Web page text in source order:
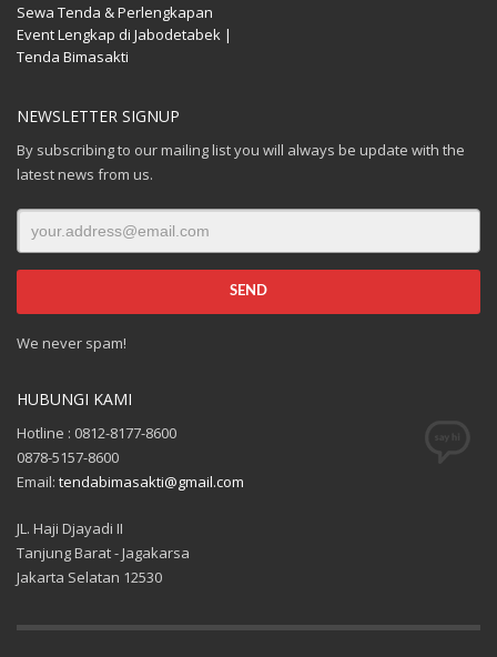
Sewa Tenda & Perlengkapan
Event Lengkap di Jabodetabek |
Tenda Bimasakti
NEWSLETTER SIGNUP
By subscribing to our mailing list you will always be update with the
latest news from us.
We never spam!
HUBUNGI KAMI
Hotline : 0812-8177-8600
0878-5157-8600
Email: tendabimasakti@gmail.com
JL. Haji Djayadi II
Tanjung Barat - Jagakarsa
Jakarta Selatan 12530